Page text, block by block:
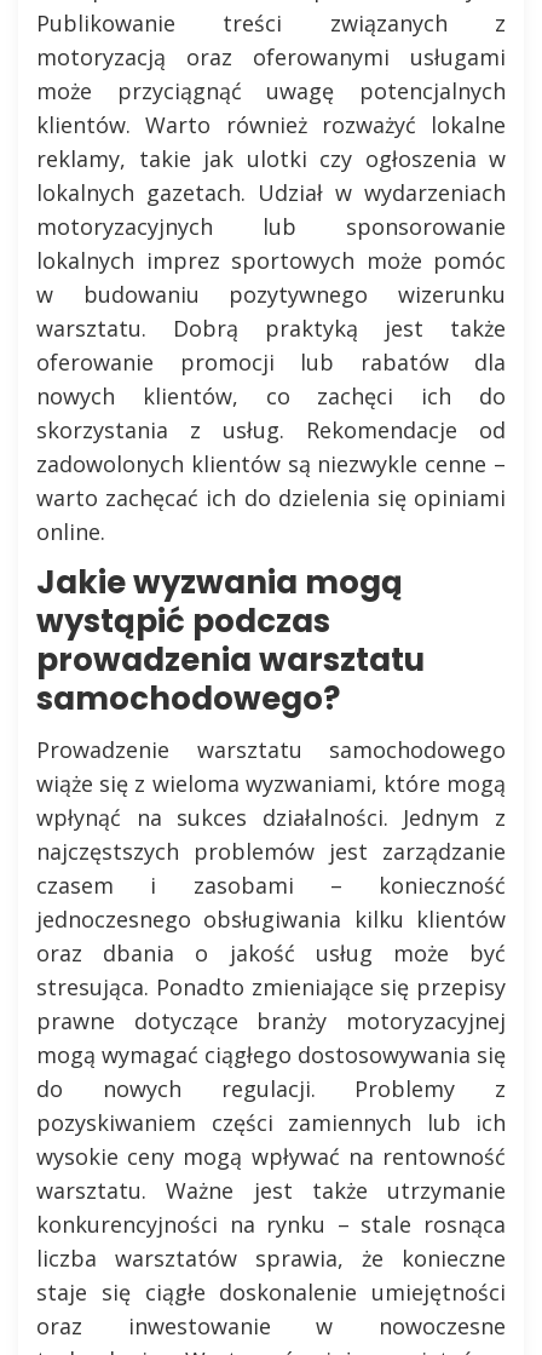
Publikowanie treści związanych z
motoryzacją oraz oferowanymi usługami
może przyciągnąć uwagę potencjalnych
klientów. Warto również rozważyć lokalne
reklamy, takie jak ulotki czy ogłoszenia w
lokalnych gazetach. Udział w wydarzeniach
motoryzacyjnych lub sponsorowanie
lokalnych imprez sportowych może pomóc
w budowaniu pozytywnego wizerunku
warsztatu. Dobrą praktyką jest także
oferowanie promocji lub rabatów dla
nowych klientów, co zachęci ich do
skorzystania z usług. Rekomendacje od
zadowolonych klientów są niezwykle cenne –
warto zachęcać ich do dzielenia się opiniami
online.
Jakie wyzwania mogą
wystąpić podczas
prowadzenia warsztatu
samochodowego?
Prowadzenie warsztatu samochodowego
wiąże się z wieloma wyzwaniami, które mogą
wpłynąć na sukces działalności. Jednym z
najczęstszych problemów jest zarządzanie
czasem i zasobami – konieczność
jednoczesnego obsługiwania kilku klientów
oraz dbania o jakość usług może być
stresująca. Ponadto zmieniające się przepisy
prawne dotyczące branży motoryzacyjnej
mogą wymagać ciągłego dostosowywania się
do nowych regulacji. Problemy z
pozyskiwaniem części zamiennych lub ich
wysokie ceny mogą wpływać na rentowność
warsztatu. Ważne jest także utrzymanie
konkurencyjności na rynku – stale rosnąca
liczba warsztatów sprawia, że konieczne
staje się ciągłe doskonalenie umiejętności
oraz inwestowanie w nowoczesne